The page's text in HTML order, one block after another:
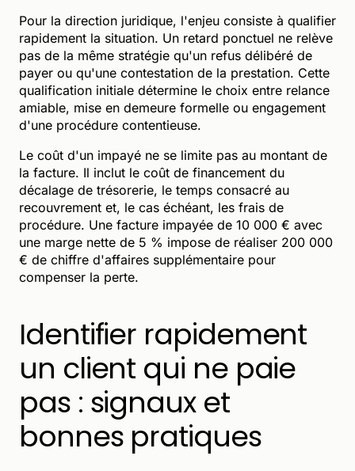
Pour la direction juridique, l'enjeu consiste à qualifier
rapidement la situation. Un retard ponctuel ne relève
pas de la même stratégie qu'un refus délibéré de
payer ou qu'une contestation de la prestation. Cette
qualification initiale détermine le choix entre relance
amiable, mise en demeure formelle ou engagement
d'une procédure contentieuse.
Le coût d'un impayé ne se limite pas au montant de
la facture. Il inclut le coût de financement du
décalage de trésorerie, le temps consacré au
recouvrement et, le cas échéant, les frais de
procédure. Une facture impayée de 10 000 € avec
une marge nette de 5 % impose de réaliser 200 000
€ de chiffre d'affaires supplémentaire pour
compenser la perte.
Identifier rapidement
un client qui ne paie
pas : signaux et
bonnes pratiques